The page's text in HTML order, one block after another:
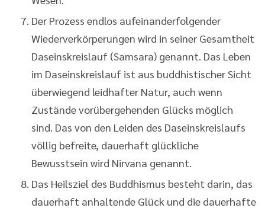
Der Prozess endlos aufeinanderfolgender
Wiederverkörperungen wird in seiner Gesamtheit
Daseinskreislauf (Samsara) genannt. Das Leben
im Daseinskreislauf ist aus buddhistischer Sicht
überwiegend leidhafter Natur, auch wenn
Zustände vorübergehenden Glücks möglich
sind. Das von den Leiden des Daseinskreislaufs
völlig befreite, dauerhaft glückliche
Bewusstsein wird Nirvana genannt.
Das Heilsziel des Buddhismus besteht darin, das
dauerhaft anhaltende Glück und die dauerhafte